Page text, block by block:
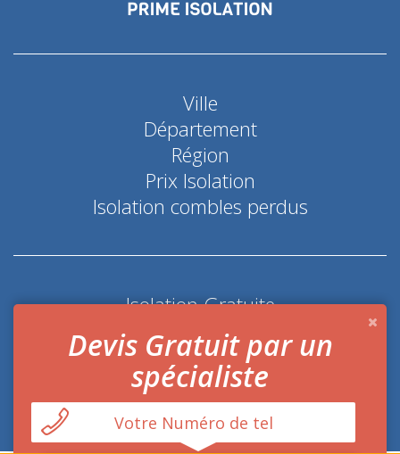
Ville
Département
Région
Prix Isolation
Isolation combles perdus
Isolation Gratuite
Coup de pouce économie d'énergie
Devis Gratuit par un
spécialiste